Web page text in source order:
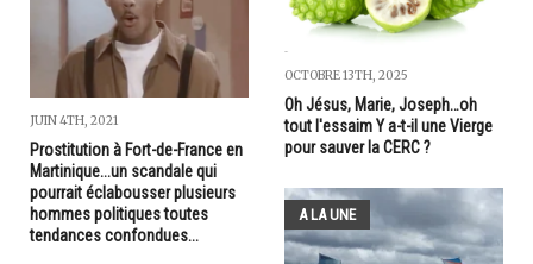
JUIN 4TH, 2021
Prostitution à Fort-de-France en
Martinique...un scandale qui
pourrait éclabousser plusieurs
hommes politiques toutes
tendances confondues...
OCTOBRE 13TH, 2025
Oh Jésus, Marie, Joseph…oh
tout l'essaim Y a-t-il une Vierge
pour sauver la CERC ?
A LA UNE